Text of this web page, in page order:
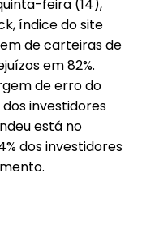
feira (14),
índice do site
de carteiras de
em 82%.
de erro do
investidores
está no
dos investidores